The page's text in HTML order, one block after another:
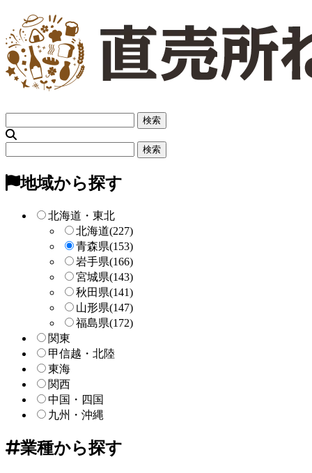
リ
索
ー
検
地域から探す
北海道・東北
北海道(227)
青森県(153)
岩手県(166)
宮城県(143)
秋田県(141)
山形県(147)
福島県(172)
関東
甲信越・北陸
東海
関西
中国・四国
九州・沖縄
業種から探す